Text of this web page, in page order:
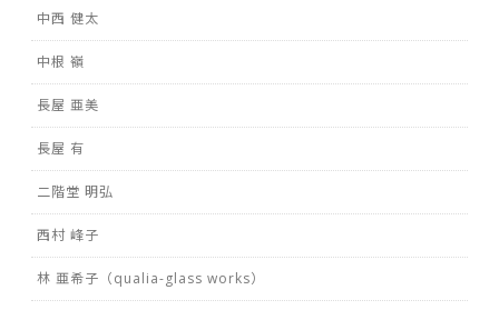
中西 健太
中根 嶺
長屋 亜美
長屋 有
二階堂 明弘
西村 峰子
林 亜希子（qualia-glass works）